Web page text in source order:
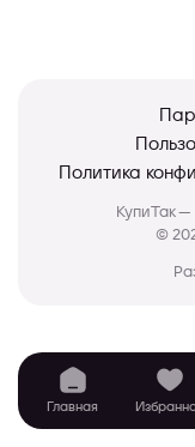
Политика
КупиТак
©
Главная